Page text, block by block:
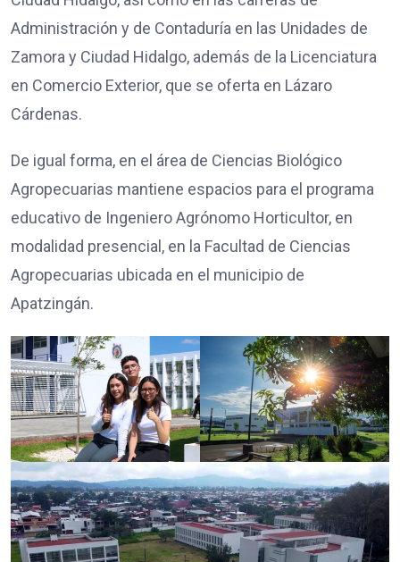
Administración y de Contaduría en las Unidades de
Zamora y Ciudad Hidalgo, además de la Licenciatura
en Comercio Exterior, que se oferta en Lázaro
Cárdenas.
De igual forma, en el área de Ciencias Biológico
Agropecuarias mantiene espacios para el programa
educativo de Ingeniero Agrónomo Horticultor, en
modalidad presencial, en la Facultad de Ciencias
Agropecuarias ubicada en el municipio de
Apatzingán.